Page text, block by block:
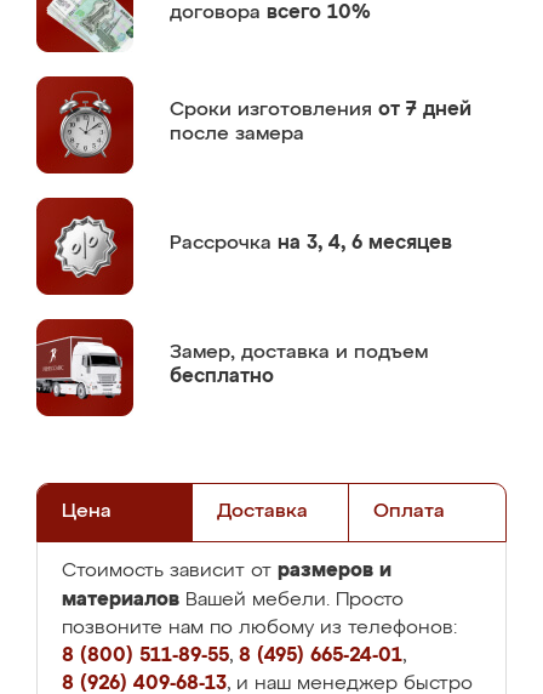
договора всего 10%
Сроки изготовления от 7 дней
после замера
Рассрочка на 3, 4, 6 месяцев
Замер, доставка и подъем
бесплатно
Цена Доставка Оплата
Стоимость зависит от размеров и
материалов Вашей мебели. Просто
позвоните нам по любому из телефонов:
8 (800) 511-89-55, 8 (495) 665-24-01,
8 (926) 409-68-13, и наш менеджер быстро